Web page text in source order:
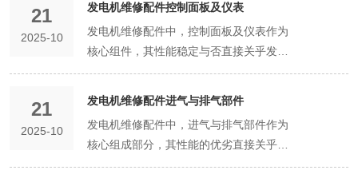
精密零件在高速运转时，相互之间会产生
剧烈的摩擦。如果没有机油的润滑，这些
零件很快就会因过度磨损而损坏，导致发
电机性能下降甚至无法正常工作。优质的
发动机机油能够在零件表面形成一层坚韧
且稳定的油膜，有效减少零件之间的直接
21
2025-10
发电机维修配件控制面板及仪表
发电机维修配件中，控制面板及仪表作为
核心组件，其性能稳定与否直接关乎发电
机整体运行的可靠性与安全性。控制面板
务；仪表则如同发电机的“眼睛”，精准反
馈电压、电流、频率等核心参数，为运维
人员提供直观且准确的数据支撑。 从结构
21
2025-10
发电机维修配件进气与排气部件
发电机维修配件中，进气与排气部件作为
核心组成部分，其性能的优劣直接关乎发
电机整体的运行效率与稳定性。这两类部